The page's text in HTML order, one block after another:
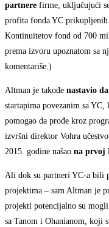
partnere firme, uključujući
profita fonda YC
Kontinuitetov fond od 700
prema izvoru upoznatom sa
komentariše.)
Altman je takođe nastavio
startapima povezanim sa
pomogao da prođe kroz
izvršni direktor Vohra
2015. godine našao na prvoj
Ali dok su partneri YC-a bili
projektima – sam Altman je
projekti potencijalno su
sa Tanom i Ohanianom, koji